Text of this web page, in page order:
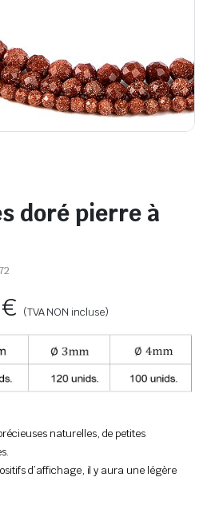
doré pierre à
€ (TVA NON incluse)
naturelles, de petites
d’affichage, il y aura une légère